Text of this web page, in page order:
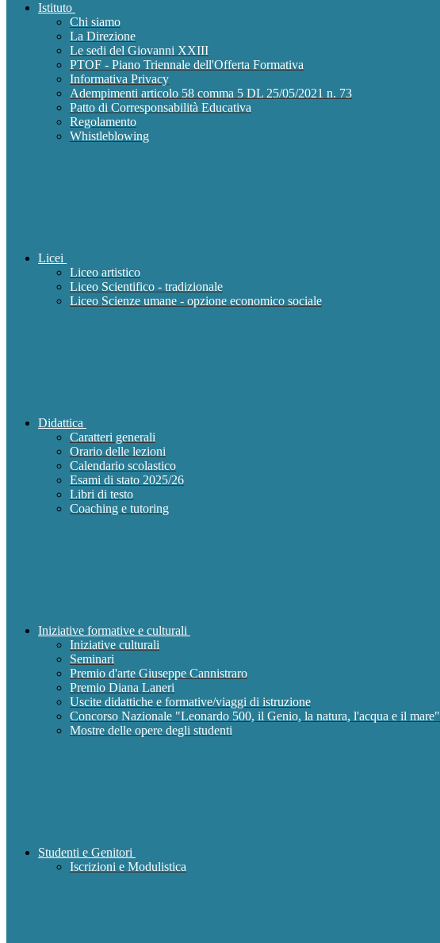
Istituto
Chi siamo
La Direzione
Le sedi del Giovanni XXIII
PTOF - Piano Triennale dell'Offerta Formativa
Informativa Privacy
Adempimenti articolo 58 comma 5 DL 25/05/2021 n. 73
Patto di Corresponsabilità Educativa
Regolamento
Whistleblowing
Licei
Liceo artistico
Liceo Scientifico - tradizionale
Liceo Scienze umane - opzione economico sociale
Didattica
Caratteri generali
Orario delle lezioni
Calendario scolastico
Esami di stato 2025/26
Libri di testo
Coaching e tutoring
Iniziative formative e culturali
Iniziative culturali
Seminari
Premio d'arte Giuseppe Cannistraro
Premio Diana Laneri
Uscite didattiche e formative/viaggi di istruzione
Concorso Nazionale "Leonardo 500, il Genio, la natura, l'acqua e il mare"
Mostre delle opere degli studenti
Studenti e Genitori
Iscrizioni e Modulistica